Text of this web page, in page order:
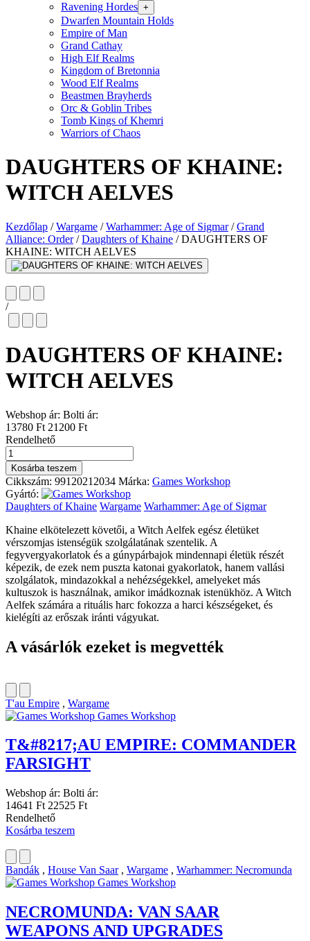
Ravening Hordes +
Dwarfen Mountain Holds
Empire of Man
Grand Cathay
High Elf Realms
Kingdom of Bretonnia
Wood Elf Realms
Beastmen Brayherds
Orc & Goblin Tribes
Tomb Kings of Khemri
Warriors of Chaos
DAUGHTERS OF KHAINE:
WITCH AELVES
Kezdőlap / Wargame / Warhammer: Age of Sigmar / Grand
Alliance: Order / Daughters of Khaine /DAUGHTERS OF
KHAINE: WITCH AELVES
/
DAUGHTERS OF KHAINE:
WITCH AELVES
Webshop ár: Bolti ár:
13780 Ft 21200 Ft
Rendelhető
DAUGHTERS
OF
KHAINE:
WITCH
AELVES
mennyiség
Kosárba teszem
Cikkszám: 99120212034 Márka: Games Workshop
Gyártó:
Daughters of Khaine Wargame Warhammer: Age of Sigmar
Khaine elkötelezett követői, a Witch Aelfek egész életüket
vérszomjas istenségük szolgálatának szentelik. A
fegyvergyakorlatok és a gúnypárbajok mindennapi életük részét
képezik, de ezek nem puszta katonai gyakorlatok, hanem vallási
szolgálatok, mindazokkal a nehézségekkel, amelyeket más
kultuszok is használnak, amikor imádkoznak istenükhöz. A Witch
Aelfek számára a rituális harc fokozza a harci készségeket, és
kielégíti az erőszak iránti vágyukat.
A vásárlók ezeket is megvették
T'au Empire , Wargame
Games Workshop
T&#8217;AU EMPIRE: COMMANDER
FARSIGHT
Webshop ár: Bolti ár:
14641 Ft 22525 Ft
Rendelhető
Kosárba teszem
Bandák , House Van Saar, Wargame , Warhammer: Necromunda
Games Workshop
NECROMUNDA: VAN SAAR
WEAPONS AND UPGRADES